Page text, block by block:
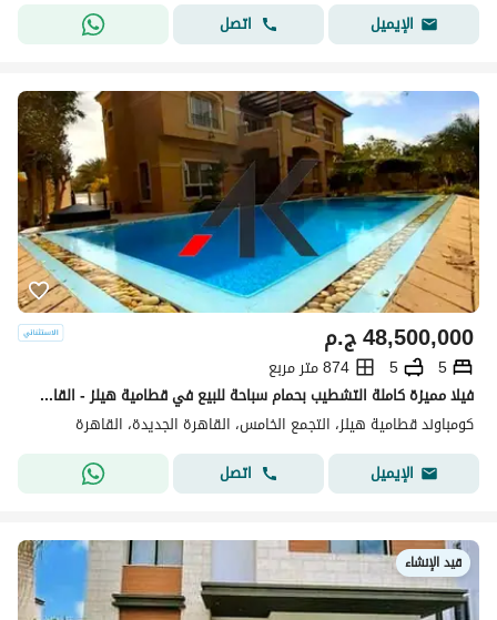
الإيميل
اتصل
ج.م48,500,000
5
5
874 متر مربع
فيلا مميزة كاملة التشطيب بحمام سباحة للبيع في قطامية هيلز - القاهرة الجديدة
كومباوند قطامية هيلز، التجمع الخامس، القاهرة الجديدة، القاهرة
الإيميل
اتصل
قيد الإنشاء